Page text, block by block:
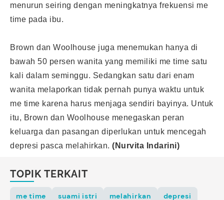
menurun seiring dengan meningkatnya frekuensi me
time pada ibu.
Brown dan Woolhouse juga menemukan hanya di
bawah 50 persen wanita yang memiliki me time satu
kali dalam seminggu. Sedangkan satu dari enam
wanita melaporkan tidak pernah punya waktu untuk
me time karena harus menjaga sendiri bayinya. Untuk
itu, Brown dan Woolhouse menegaskan peran
keluarga dan pasangan diperlukan untuk mencegah
depresi pasca melahirkan. (Nurvita Indarini)
TOPIK TERKAIT
me time suami istri melahirkan depresi